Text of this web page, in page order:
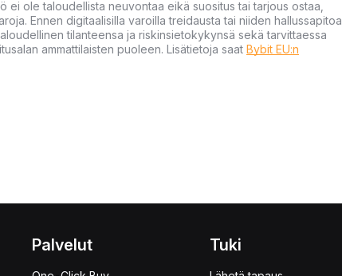
ei ole taloudellista neuvontaa eikä suositus tai tarjous ostaa,
Ennen digitaalisilla varoilla treidausta tai niiden hallussapitoa
tilanteensa ja riskinsietokykynsä sekä tarvittaessa
ammattilaisten puoleen. Lisätietoja saat Bybit EU:n
Palvelut Tuki